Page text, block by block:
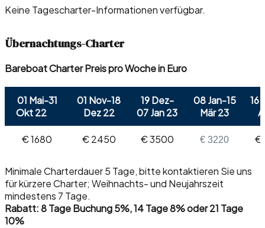
Keine Tagescharter-Informationen verfügbar.
Übernachtungs-Charter
Bareboat Charter Preis pro Woche in Euro
01 Mai-31
Okt 22
01 Nov-18
Dez 22
19 Dez-
07 Jan 23
08 Jan-15
Mär 23
16
€ 1680 € 2450 € 3500 € 3220 €
Minimale Charterdauer 5 Tage, bitte kontaktieren Sie uns
für kürzere Charter; Weihnachts- und Neujahrszeit
mindestens 7 Tage.
Rabatt: 8 Tage Buchung 5%, 14 Tage 8% oder 21 Tage
10%